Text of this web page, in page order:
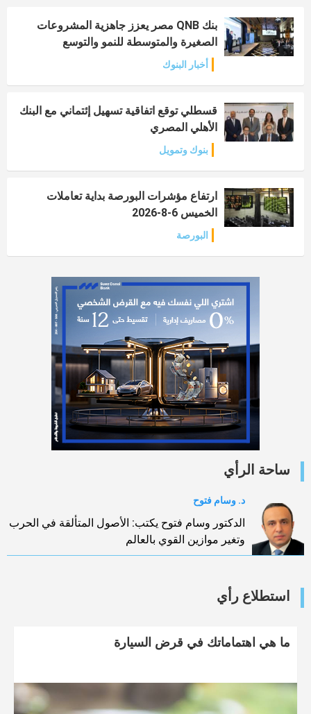
بنك QNB مصر يعزز جاهزية المشروعات
الصغيرة والمتوسطة للنمو والتوسع
أخبار البنوك
قسطلي توقع اتفاقية تسهيل إئتماني مع البنك
الأهلي المصري
بنوك وتمويل
ارتفاع مؤشرات البورصة بداية تعاملات
الخميس 6-8-2026
البورصة
ساحة الرأي
د. وسام فتوح
الدكتور وسام فتوح يكتب: الأصول المتألقة في الحرب
وتغير موازين القوي بالعالم
استطلاع رأي
ما هي اهتماماتك في قرض السيارة